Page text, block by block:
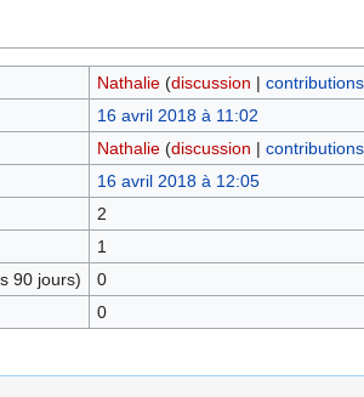
Nathalie (discussion | contributions
16 avril 2018 à 11:02
Nathalie (discussion | contributions
16 avril 2018 à 12:05
2
1
90 jours)
0
0